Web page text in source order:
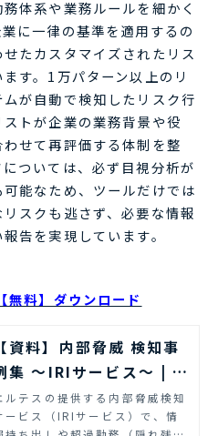
体系や業務ルールを細かく
に一律の基準を適用するの
たカスタマイズされたリス
す。1万パターン以上のリ
が自動で検知したリスク行
トが企業の業務背景や役
せて再評価する体制を整
ついては、必ず目視分析が
能なため、ツールだけでは
スクも逃さず、必要な情報
告を実現しています。
料】ダウンロード
【資料】内部脅威 検知事
集 ～IRIサービス～ | エ
テス
ルテスの提供する内部脅威検知
ービス（IRIサービス）で、情